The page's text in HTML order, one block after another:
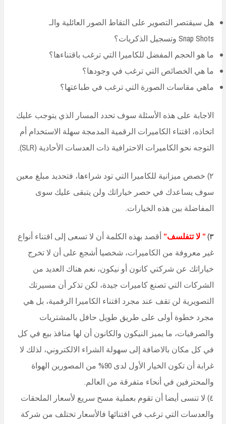
هل سيقتصر التصوير على التقاط الصور العائلية والـ
Snap Shots وتسجيل الذكريات؟
ما هو الحجم المفضل للكاميرا التي ترغب باقتناءها؟
ما هي الخصائص التي ترغب في وجودها؟
ماهي مقاسات الصورة التي ترغب في طباعتها؟
الاجابة على هذه الأسئلة سوف تحدد المسار الذي يتوجب عليك
اتخاذه، اقتناء الكاميرات الرقمية المدمجة سهلة الاستخدام أم
التوجه نحو الكاميرات الاحترافية ذات العدسات الأحادية (SLR).
٢) خصص ميزانية للكاميرا التي تود شراءها، فتحديد مبلغ معين
سوف يساعدك في حصر خياراتك ولن يتبقى عليك سوى
المفاضلة بين هذه الخيارات.
٣) ” لا تتفلسف” أقصد بهذه الكلمة أن لا تسعى إلى اقتناء أنواع
غير معروفة من الكاميرات، شخصيا أشجع على أن لا تخرج
خياراتك عن شركتي كانون أو نيكون، نعم هناك العديد من
الشركات التي تصنع كاميرات جيدة، لكن تذكر أن مسيرتك
التصويرية لن تقف عند مجرد اقتناء الكاميرا الرقمية، بل هي
مجرد خطوة أولى على طريق طويل حافل بالمشتريات
والصرفيات، ما يميز النيكون والكانون أن لها منافذ بيع في كل
في كل مكان بالاضافة إلى سهولة الشراء الالكتروني، لذلك لا
غرابة أن تكون الخيار الأول لدى 90% من المصورين الهواة
والمحترفين في أنحاء متفرقة من العالم.
٤) لا تنسى أيضا أن تقوم بعملية مسح سريع لأسعار الملحقات
والعدسات التي ترغب في اقتنائها فالأسعار تختلف من شركة